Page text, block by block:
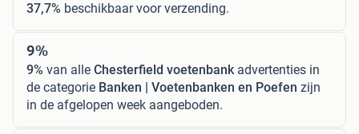
37,7% beschikbaar voor verzending.
9%
9% van alle Chesterfield voetenbankadvertenties in
de categorie Banken | Voetenbanken en Poefen zijn
in de afgelopen week aangeboden.